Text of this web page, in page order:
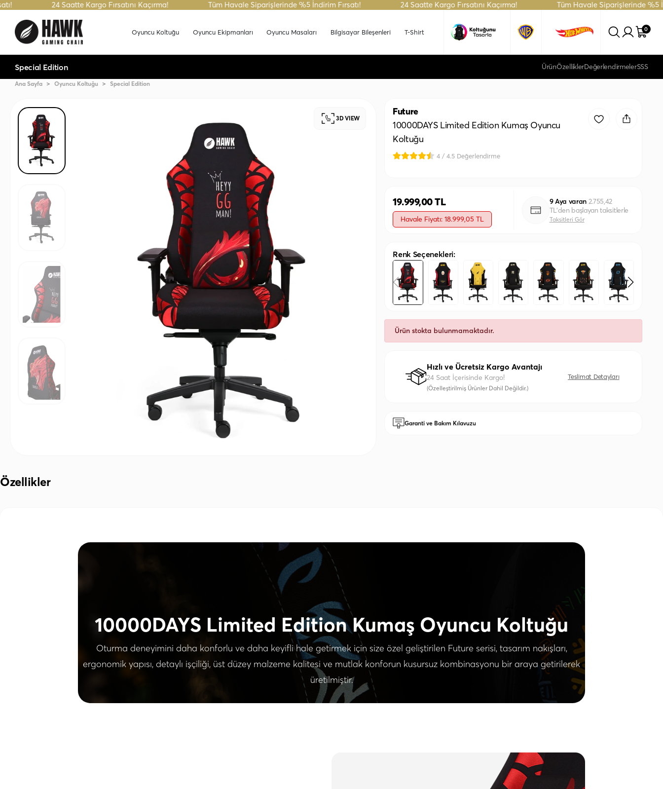
24 Saatte Kargo Fırsatını Kaçırma! Tüm Havale Siparişlerinde %5 İndirim Fırsatı! 24 Saatte Kargo Fırsatını Kaçırma! Tüm Havale Siparişlerinde %5 İndirim
Oyuncu Koltuğu Oyuncu Ekipmanları Oyuncu Masaları Bilgisayar Bileşenleri T-Shirt 0
Special Edition ÜrünÖzelliklerDeğerlendirmelerSSS
Ana Sayfa Oyuncu Koltuğu Special Edition
3D VIEW
Future
10000DAYS Limited Edition Kumaş Oyuncu
Koltuğu
4 / 4.5 Değerlendirme
19.999,00 TL
Havale Fiyatı: 18.999,05 TL
9 Aya varan 2.755,42
TL'den başlayan taksitlerle
Taksitleri Gör
Renk Seçenekleri:
Ürün stokta bulunmamaktadır.
Hızlı ve Ücretsiz Kargo Avantajı
24 Saat İçerisinde Kargo!
(Özelleştirilmiş Ürünler Dahil Değildir.)
Teslimat Detayları
Garanti ve Bakım Kılavuzu
Özellikler
10000DAYS Limited Edition Kumaş Oyuncu Koltuğu
Oturma deneyimini daha konforlu ve daha keyifli hale getirmek için size özel geliştirilen Future serisi, tasarım nakışları,
ergonomik yapısı, detaylı işçiliği, üst düzey malzeme kalitesi ve mutlak konforun kusursuz kombinasyonu bir araya getirilerek
üretilmiştir.